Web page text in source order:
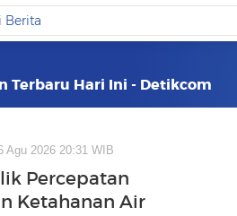
Terbaru Hari Ini - Detikcom
Agu 2026 20:31 WIB
Percepatan
Ketahanan Air